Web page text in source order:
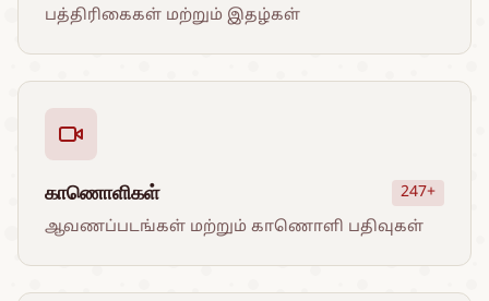
பத்திரிகைகள் மற்றும் இதழ்கள்
காணொளிகள்
247+
ஆவணப்படங்கள் மற்றும் காணொளி பதிவுகள்